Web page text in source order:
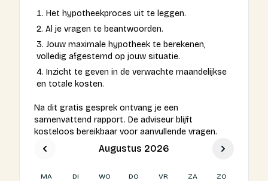
Login
Expats
Het hypotheekproces uit te leggen.
Al je vragen te beantwoorden.
Jouw maximale hypotheek te berekenen,
volledig afgestemd op jouw situatie.
Inzicht te geven in de verwachte maandelijkse
en totale kosten.
Na dit gratis gesprek ontvang je een
samenvattend rapport. De adviseur blijft
kosteloos bereikbaar voor aanvullende vragen.
Augustus 2026
MA DI WO DO VR ZA ZO